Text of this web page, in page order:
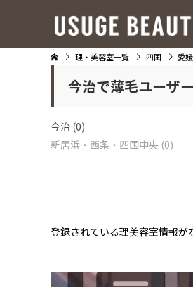
理・美容室一覧 四国 愛媛
今治で薄毛ユーザ
今治 (0)
新居浜・西条・四国中央 (0)
登録されている理美容室情報